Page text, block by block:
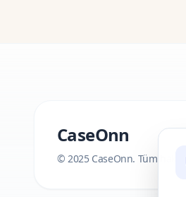
CaseOnn
© 2025 CaseOnn. Tüm